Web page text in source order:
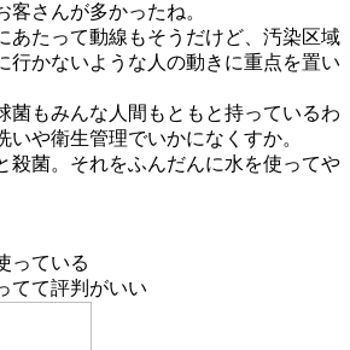
さんが多かったね。
あたって動線もそうだけど、汚染区域
行かないような 人の動きに重点を置い
菌もみんな人間もともと持っているわ
いや衛生管理でいかになくすか。
殺菌。それをふんだんに水を使ってや
っている
てて評判がいい